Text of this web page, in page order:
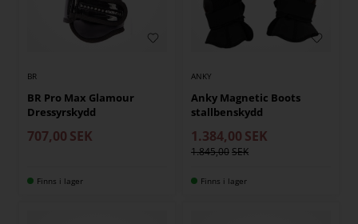
BR
BR Pro Max Glamour
Dressyrskydd
707,00 SEK
Finns i lager
ANKY
Anky Magnetic Boots
stallbenskydd
1.384,00 SEK
1.845,00
Finns i lager